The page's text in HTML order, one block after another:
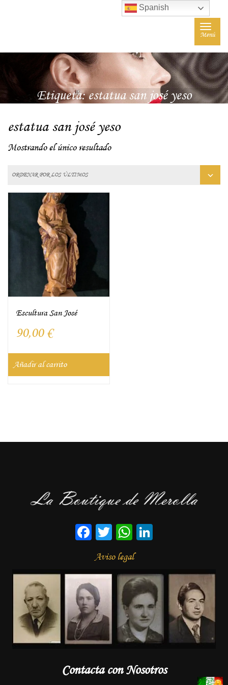
Toggle
Menú
Etiqueta:estatua san josé yeso
estatua san josé yeso
Mostrando el único resultado
Escultura San José
90,00 €
Añadir al carrito
Facebook
TwitterWhatsApp
Aviso legal
Contacta con Nosotros
Spanish